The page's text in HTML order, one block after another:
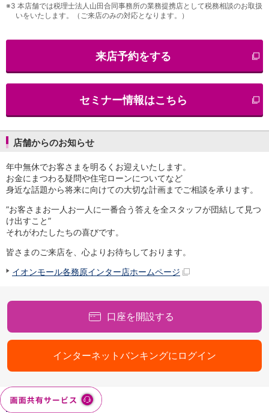
イオン銀行PayB
イオングループアプリ
支払・入金TOP
AEON Pay
自動入金サービス
スマホ決済アプリ
サービス
Myステージ
相続・税務のご相談
電子マネーWAON
セキュリティ
インボイス
その他サービス
手数料
金利
店舗・ATM
北海道
岩手県
秋田県
山形県
※3 本店舗では税理士法人山田合同事務所の業務提携店として税務相談のお取扱
いをいたします。（ご来店のみの対応となります。）
来店予約をする
セミナー情報はこちら
店舗からのお知らせ
年中無休でお客さまを明るくお迎えいたします。
お金にまつわる疑問や住宅ローンについてなど
身近な話題から将来に向けての大切な計画までご相談を承ります。
”お客さまお一人お一人に一番合う答えを全スタッフが団結して見つ
け出すこと”
それがわたしたちの喜びです。
皆さまのご来店を、心よりお待ちしております。
イオンモール各務原インター店ホームページ
口座を開設する
インターネットバンキングにログイン